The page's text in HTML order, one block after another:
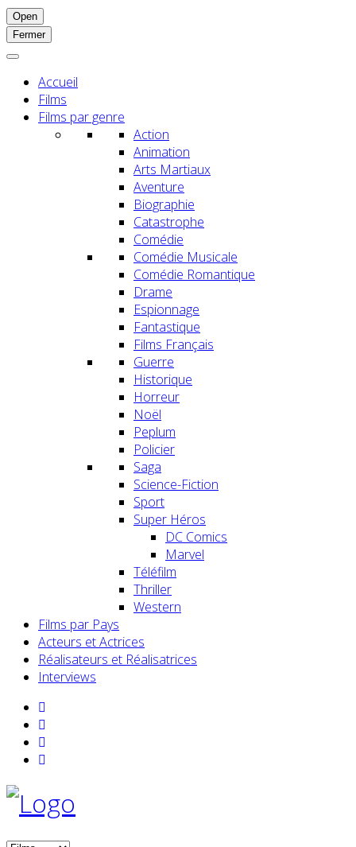
Open
Fermer
Accueil
Films
Films par genre
Action
Animation
Arts Martiaux
Aventure
Biographie
Catastrophe
Comédie
Comédie Musicale
Comédie Romantique
Drame
Espionnage
Fantastique
Films Français
Guerre
Historique
Horreur
Noël
Peplum
Policier
Saga
Science-Fiction
Sport
Super Héros
DC Comics
Marvel
Téléfilm
Thriller
Western
Films par Pays
Acteurs et Actrices
Réalisateurs et Réalisatrices
Interviews